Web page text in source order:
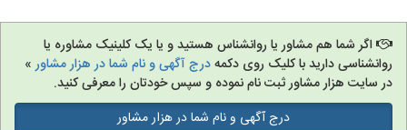
اگر شما هم مشاور یا روانشناس هستید و یا یک کلینیک مشاوره یا
روانشناسی دارید با کلیک روی دکمهدرج آگهی و نام شما در هزار مشاور»
در سایت هزار مشاور ثبت نام نموده و سپس خودتان را معرفی کنید.
درج آگهی و نام شما در هزار مشاور